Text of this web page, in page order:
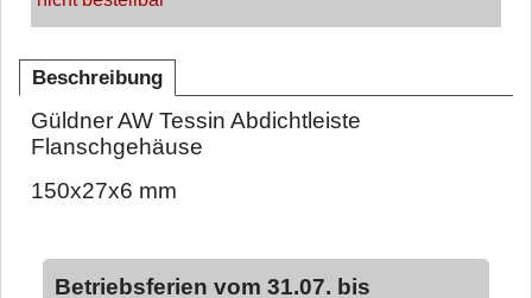
Beschreibung
Güldner AW Tessin Abdichtleiste
Flanschgehäuse
150x27x6 mm
Betriebsferien vom 31.07. bis